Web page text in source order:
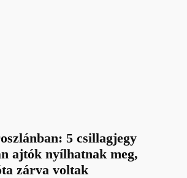
5 csillagjegy
ajtók nyílhatnak meg,
zárva voltak